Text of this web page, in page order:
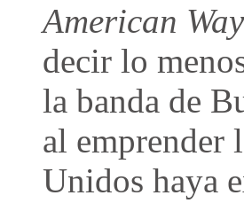
American Way
decir lo
la banda de
al emprender
Unidos haya